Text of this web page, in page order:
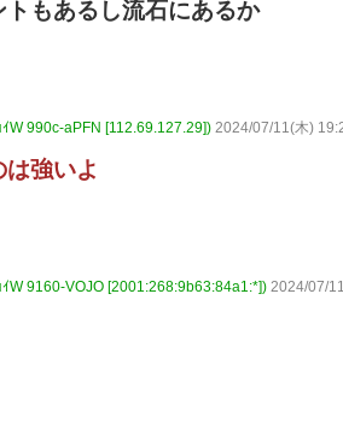
もあるし流石にあるか
W 990c-aPFN [112.69.127.29]) 2024/07/11(木)
強いよ
W 9160-VOJO [2001:268:9b63:84a1:*]) 2024/07/